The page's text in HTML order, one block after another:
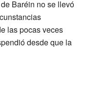
Baréin no se llevó
las pocas veces
desde que la